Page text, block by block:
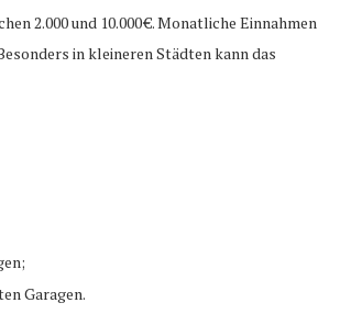
2.000 und 10.000 €. Monatliche Einnahmen
in kleineren Städten kann das
Garagen.